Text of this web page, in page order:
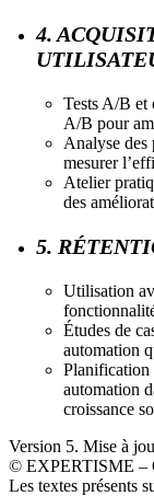
4.
Tests A/B et
A/B pour
Analyse des
mesurer
Atelier
des
5.
Utilisation
Études de
automation
Planification
automation
croissance
Version 5. Mise à
© EXPERTISME –
Les textes présents